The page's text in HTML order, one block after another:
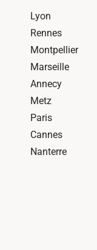
Lyon
Rennes
Montpellier
Marseille
Annecy
Metz
Paris
Cannes
Nanterre